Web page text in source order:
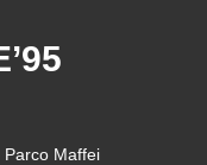
Maffei